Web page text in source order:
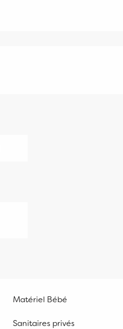
Matériel Bébé
Sanitaires privés